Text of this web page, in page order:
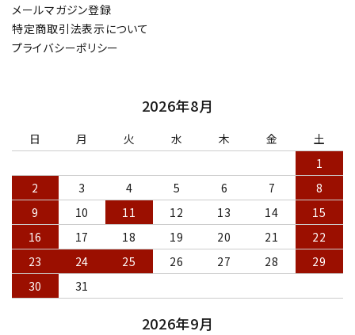
メールマガジン登録
特定商取引法表示について
プライバシーポリシー
2026年8月
日 月 火 水 木 金
土
1
2
3 4 5 6 7
8
9
10 11 12 13 14
15
16
17 18 19 20 21
22
23
24 25 26 27 28
29
30
31
2026年9月